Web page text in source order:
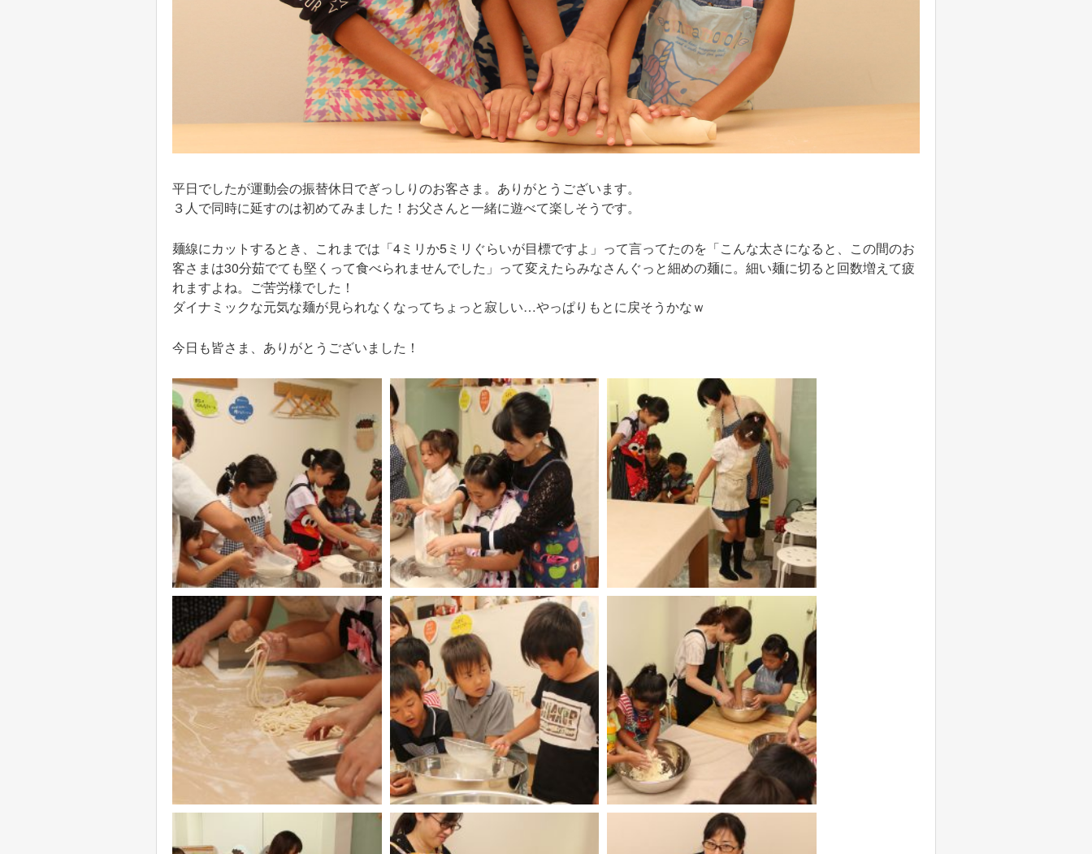
平日でしたが運動会の振替休日でぎっしりのお客さま。ありがとうございます。
３人で同時に延すのは初めてみました！お父さんと一緒に遊べて楽しそうです。
麺線にカットするとき、これまでは「4ミリか5ミリぐらいが目標ですよ」って言ってたのを「こんな太さになると、この間のお
客さまは30分茹でても堅くって食べられませんでした」って変えたらみなさんぐっと細めの麺に。細い麺に切ると回数増えて疲
れますよね。ご苦労様でした！
ダイナミックな元気な麺が見られなくなってちょっと寂しい…やっぱりもとに戻そうかなｗ
今日も皆さま、ありがとうございました！